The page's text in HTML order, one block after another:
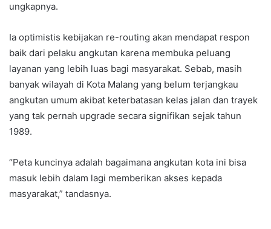
ungkapnya.
Ia optimistis kebijakan re-routing akan mendapat respon
baik dari pelaku angkutan karena membuka peluang
layanan yang lebih luas bagi masyarakat. Sebab, masih
banyak wilayah di Kota Malang yang belum terjangkau
angkutan umum akibat keterbatasan kelas jalan dan trayek
yang tak pernah upgrade secara signifikan sejak tahun
1989.
“Peta kuncinya adalah bagaimana angkutan kota ini bisa
masuk lebih dalam lagi memberikan akses kepada
masyarakat,” tandasnya.